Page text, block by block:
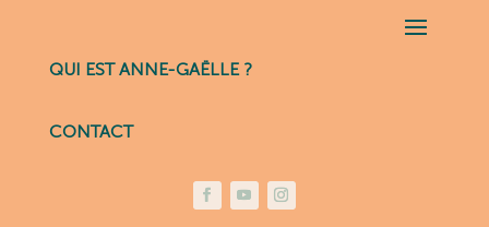
QUI EST ANNE-GAËLLE ?
CONTACT